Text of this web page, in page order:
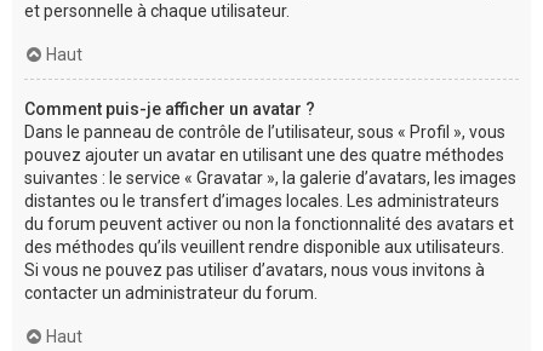
et personnelle à chaque utilisateur.
Haut
Comment puis-je afficher un avatar ?
Dans le panneau de contrôle de l’utilisateur, sous « Profil », vous
pouvez ajouter un avatar en utilisant une des quatre méthodes
suivantes : le service « Gravatar », la galerie d’avatars, les images
distantes ou le transfert d’images locales. Les administrateurs
du forum peuvent activer ou non la fonctionnalité des avatars et
des méthodes qu’ils veuillent rendre disponible aux utilisateurs.
Si vous ne pouvez pas utiliser d’avatars, nous vous invitons à
contacter un administrateur du forum.
Haut